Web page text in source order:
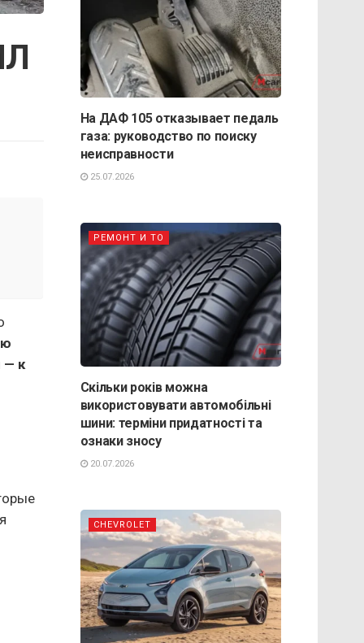
— к
На ДАФ 105 отказывает педаль
газа: руководство по поиску
неисправности
25.07.2026
РЕМОНТ И ТО
Скільки років можна
використовувати автомобільні
шини: терміни придатності та
ознаки зносу
20.07.2026
CHEVROLET